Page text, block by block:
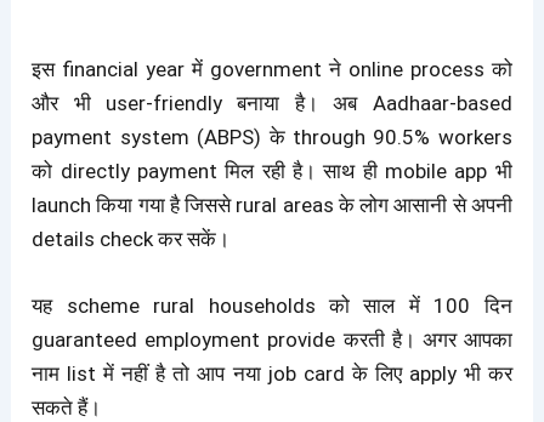
इस financial year में government ने online process को
और भी user-friendly बनाया है। अब Aadhaar-based
payment system (ABPS) के through 90.5% workers
को directly payment मिल रही है। साथ ही mobile app भी
launch किया गया है जिससे rural areas के लोग आसानी से अपनी
details check कर सकें।
यह scheme rural households को साल में 100 दिन
guaranteed employment provide करती है। अगर आपका
नाम list में नहीं है तो आप नया job card के लिए apply भी कर
सकते हैं।